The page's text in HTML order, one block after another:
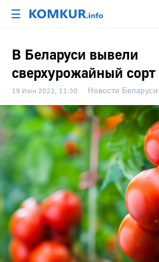
☰
В Беларуси вывели
сверхурожайный сорт
19 Июн 2023, 11:30 Новости Беларуси